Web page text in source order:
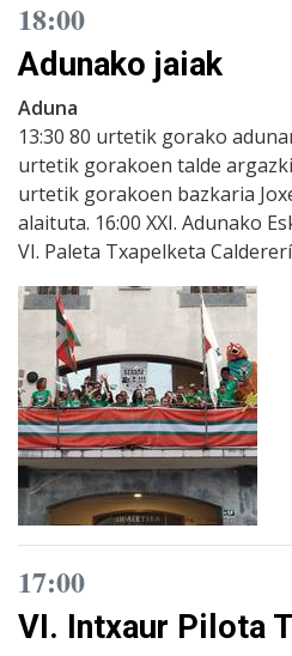
18:00
Adunako jaiak
Aduna
13:30 80 urtetik gorako
urtetik gorakoen talde
urtetik gorakoen bazkaria
alaituta. 16:00 XXI. Adunako
VI. Paleta Txapelketa
17:00
VI. Intxaur Pilota